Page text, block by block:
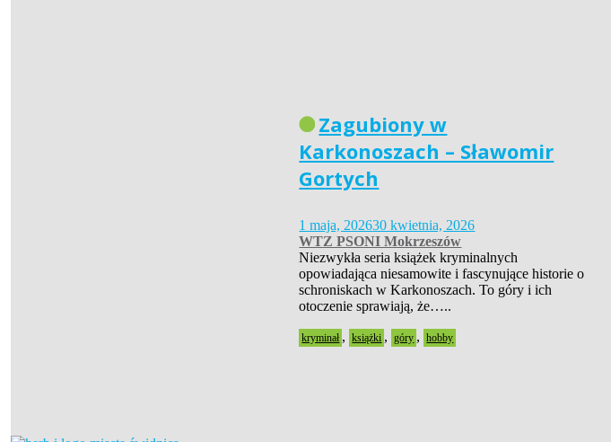
Zagubiony w
Karkonoszach – Sławomir
Gortych
1 maja, 202630 kwietnia, 2026
WTZ PSONI Mokrzeszów
Niezwykła seria książek kryminalnych
opowiadająca niesamowite i fascynujące historie o
schroniskach w Karkonoszach. To góry i ich
otoczenie sprawiają, że…..
kryminał , książki , góry , hobby